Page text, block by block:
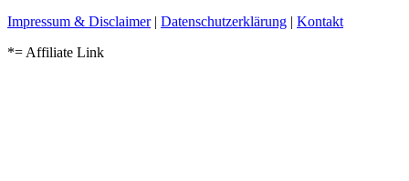
Impressum & Disclaimer| Datenschutzerklärung | Kontakt
*= Affiliate Link